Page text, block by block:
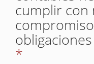
cumplir con
*